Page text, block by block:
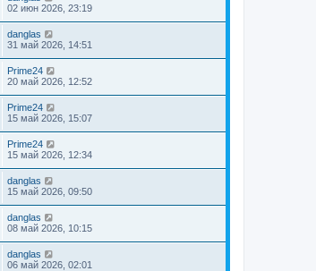
02 июн 2026, 23:19
danglas
31 май 2026, 14:51
Prime24
20 май 2026, 12:52
Prime24
15 май 2026, 15:07
Prime24
15 май 2026, 12:34
danglas
15 май 2026, 09:50
danglas
08 май 2026, 10:15
danglas
06 май 2026, 02:01